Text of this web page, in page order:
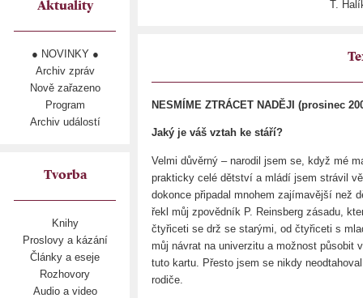
Aktuality
● NOVINKY ●
Archiv zpráv
Nově zařazeno
Program
Archiv událostí
Tvorba
Knihy
Proslovy a kázání
Články a eseje
Rozhovory
Audio a video
T.
NESMÍME ZTRÁCET NADĚJI (prosinec
Jaký je váš vztah ke stáří?
Velmi důvěrný – narodil jsem se, když mé
prakticky celé dětství a mládí jsem strávil
dokonce připadal mnohem zajímavější než
řekl můj zpovědník P. Reinsberg zásadu,
čtyřiceti se drž se starými, od čtyřiceti s
můj návrat na univerzitu a možnost působit
tuto kartu. Přesto jsem se nikdy
rodiče.